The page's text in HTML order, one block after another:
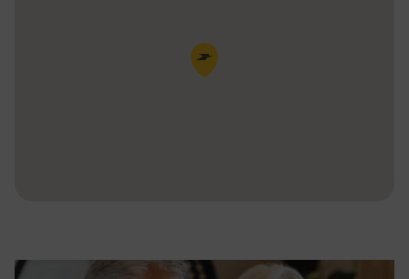
Pin de la carte